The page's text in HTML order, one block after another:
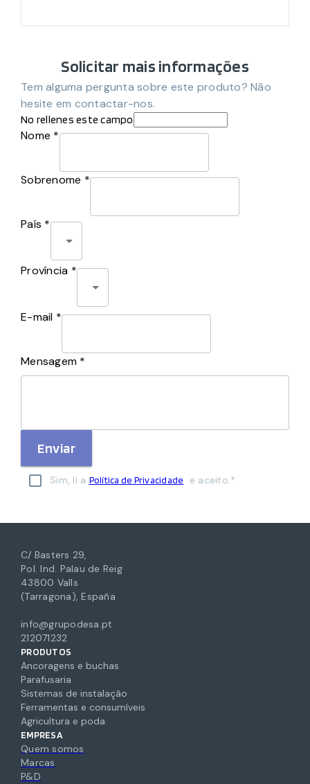
Solicitar mais informações
Tem alguma pergunta sobre este produto? Não
hesite em contactar-nos.
No rellenes este campo
Nome *
Sobrenome *
País *
Província *
E-mail *
Mensagem *
Enviar
Sim, li a Política de Privacidade e aceito.*
C/ Basters 29,
Pol. Ind. Palau de Reig
43800 Valls
(Tarragona), España
info@grupodesa.pt
212071232
PRODUTOS
Ancoragens e buchas
Parafusaria
Sistemas de instalação
Ferramentas e consumíveis
Agricultura e poda
EMPRESA
Quem somos
Marcas
P&D